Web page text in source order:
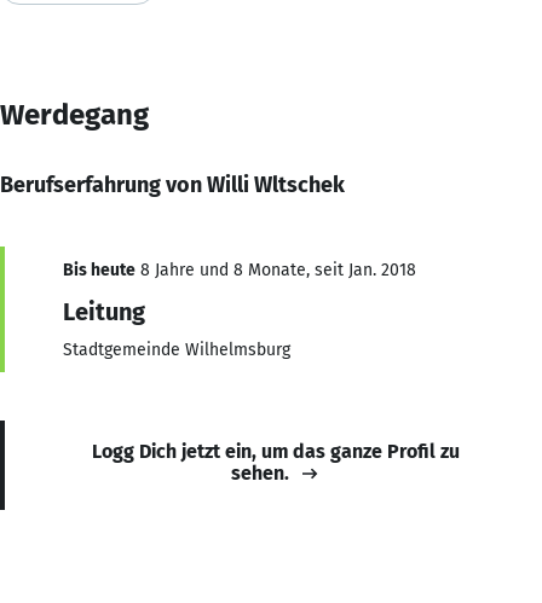
Werdegang
Berufserfahrung von Willi Wltschek
Bis heute 8 Jahre und 8 Monate, seit Jan. 2018
Leitung
Stadtgemeinde Wilhelmsburg
Logg Dich jetzt ein, um das ganze Profil zu
sehen.